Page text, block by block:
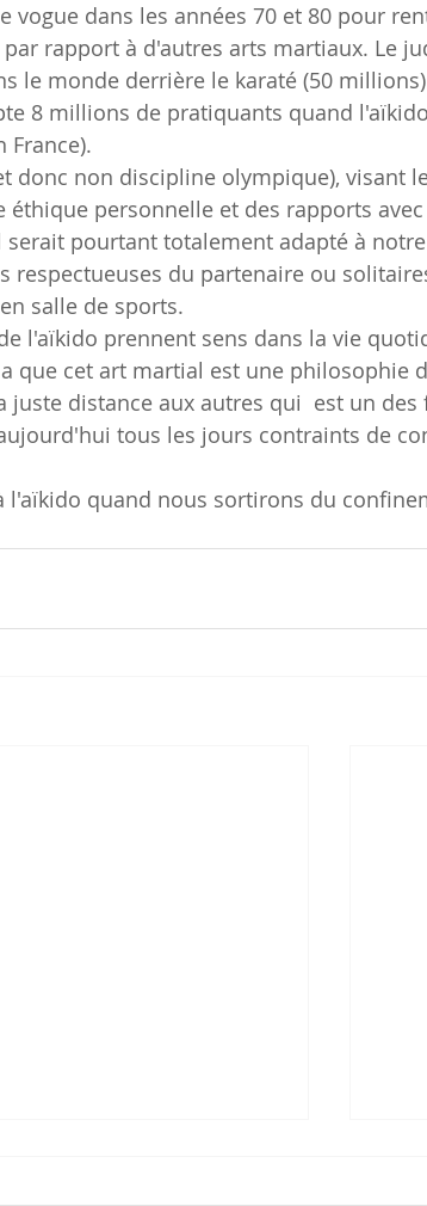
vogue dans les années 70 et 80 pour
rapport à d'autres arts martiaux. Le
le monde derrière le karaté (50
8 millions de pratiquants quand
France).
donc non discipline olympique), visant
éthique personnelle et des rapports
serait pourtant totalement adapté à
respectueuses du partenaire ou
salle de sports.
l'aïkido prennent sens dans la vie
que cet art martial est une philosophie
juste distance aux autres qui  est un
tous les jours contraints de
l'aïkido quand nous sortirons du